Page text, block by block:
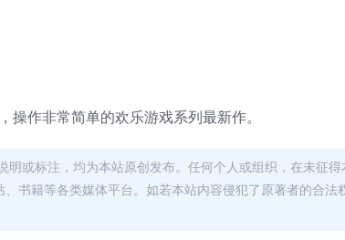
作非常简单的欢乐游戏系列最新作。
明或标注，均为本站原创发布。任何个人或组织，在未征
书籍等各类媒体平台。如若本站内容侵犯了原著者的合法